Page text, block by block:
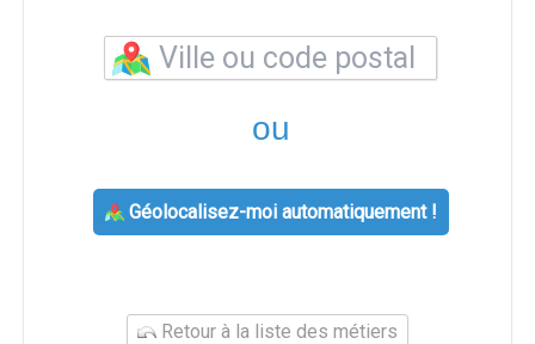
ou
Géolocalisez-moi automatiquement !
Retour à la liste des métiers